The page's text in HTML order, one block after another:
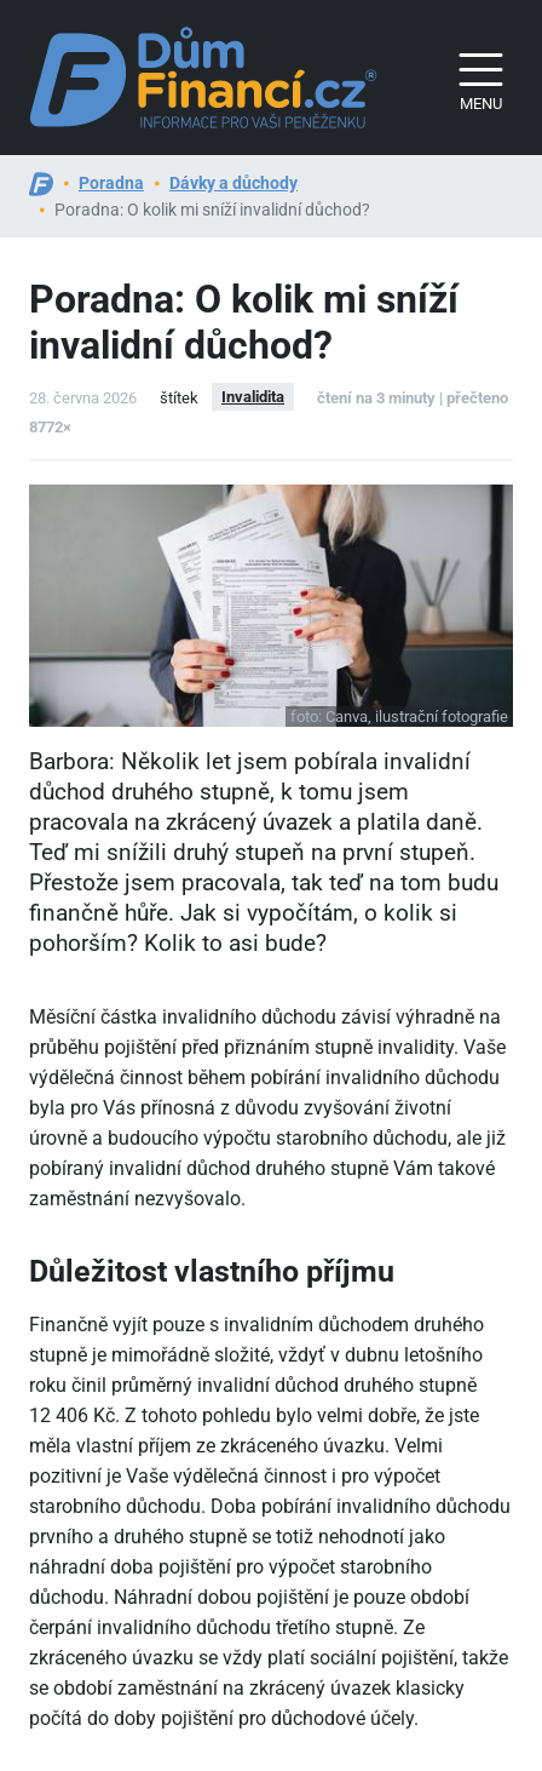
MENU
Poradna
Dávky a důchody
Poradna: O kolik mi sníží invalidní důchod?
Poradna: O kolik mi sníží
invalidní důchod?
28. června 2026 štítek Invalidita
čtení na 3 minuty | přečteno
8772×
foto: Canva, ilustrační fotografie
Barbora: Několik let jsem pobírala invalidní
důchod druhého stupně, k tomu jsem
pracovala na zkrácený úvazek a platila daně.
Teď mi snížili druhý stupeň na první stupeň.
Přestože jsem pracovala, tak teď na tom budu
finančně hůře. Jak si vypočítám, o kolik si
pohorším? Kolik to asi bude?
Měsíční částka invalidního důchodu závisí výhradně na
průběhu pojištění před přiznáním stupně invalidity. Vaše
výdělečná činnost během pobírání invalidního důchodu
byla pro Vás přínosná z důvodu zvyšování životní
úrovně a budoucího výpočtu starobního důchodu, ale již
pobíraný invalidní důchod druhého stupně Vám takové
zaměstnání nezvyšovalo.
Důležitost vlastního příjmu
Finančně vyjít pouze s invalidním důchodem druhého
stupně je mimořádně složité, vždyť v dubnu letošního
roku činil průměrný invalidní důchod druhého stupně
12 406 Kč. Z tohoto pohledu bylo velmi dobře, že jste
měla vlastní příjem ze zkráceného úvazku. Velmi
pozitivní je Vaše výdělečná činnost i pro výpočet
starobního důchodu. Doba pobírání invalidního důchodu
prvního a druhého stupně se totiž nehodnotí jako
náhradní doba pojištění pro výpočet starobního
důchodu. Náhradní dobou pojištění je pouze období
čerpání invalidního důchodu třetího stupně. Ze
zkráceného úvazku se vždy platí sociální pojištění, takže
se období zaměstnání na zkrácený úvazek klasicky
počítá do doby pojištění pro důchodové účely.